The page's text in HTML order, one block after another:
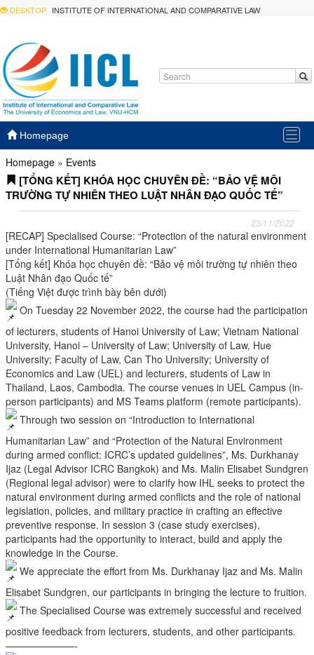
DESKTOP INSTITUTE OF INTERNATIONAL AND COMPARATIVE LAW
Homepage
Homepage » Events
[TỔNG KẾT] KHÓA HỌC CHUYÊN ĐỀ: “BẢO VỆ MÔI
TRƯỜNG TỰ NHIÊN THEO LUẬT NHÂN ĐẠO QUỐC TẾ”
23/11/2022
[RECAP] Specialised Course: “Protection of the natural environment
under International Humanitarian Law”
[Tổng kết] Khóa học chuyên đề: “Bảo vệ môi trường tự nhiên theo
Luật Nhân đạo Quốc tế”
(Tiếng Việt được trình bày bên dưới)
On Tuesday 22 November 2022, the course had the participation
of lecturers, students of Hanoi University of Law; Vietnam National
University, Hanoi – University of Law; University of Law, Hue
University; Faculty of Law, Can Tho University; University of
Economics and Law (UEL) and lecturers, students of Law in
Thailand, Laos, Cambodia. The course venues in UEL Campus (in-
person participants) and MS Teams platform (remote participants).
Through two session on “Introduction to International
Humanitarian Law” and “Protection of the Natural Environment
during armed conflict: ICRC’s updated guidelines”, Ms. Durkhanay
Ijaz (Legal Advisor ICRC Bangkok) and Ms. Malin Elisabet Sundgren
(Regional legal advisor) were to clarify how IHL seeks to protect the
natural environment during armed conflicts and the role of national
legislation, policies, and military practice in crafting an effective
preventive response. In session 3 (case study exercises),
participants had the opportunity to interact, build and apply the
knowledge in the Course.
We appreciate the effort from Ms. Durkhanay Ijaz and Ms. Malin
Elisabet Sundgren, our participants in bringing the lecture to fruition.
The Specialised Course was extremely successful and received
positive feedback from lecturers, students, and other participants.
———————-